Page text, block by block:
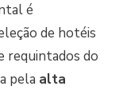
é
de hotéis
requintados do
pela alta